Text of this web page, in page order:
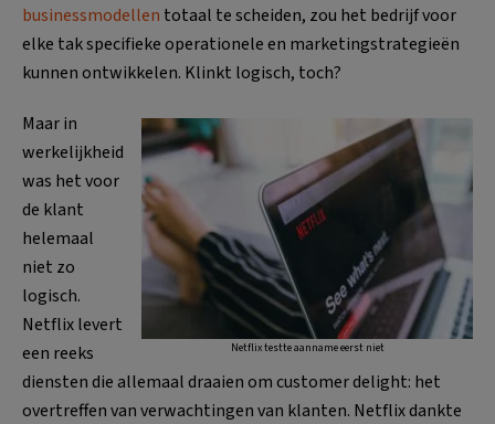
businessmodellen totaal te scheiden, zou het bedrijf voor
elke tak specifieke operationele en marketingstrategieën
kunnen ontwikkelen. Klinkt logisch, toch?
Netflix testte aanname eerst niet
Maar in
werkelijkheid
was het voor
de klant
helemaal
niet zo
logisch.
Netflix levert
een reeks
diensten die allemaal draaien om customer delight: het
overtreffen van verwachtingen van klanten. Netflix dankte